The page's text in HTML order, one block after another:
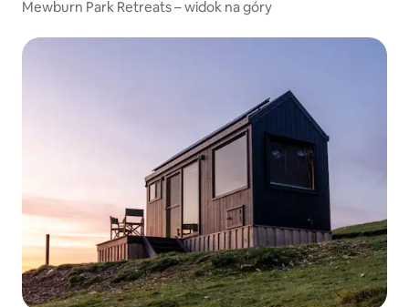
Mewburn Park Retreats – widok na góry